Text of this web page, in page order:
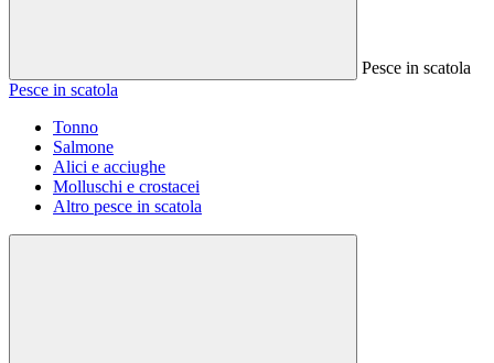
Pesce in scatola
Pesce in scatola
Tonno
Salmone
Alici e acciughe
Molluschi e crostacei
Altro pesce in scatola